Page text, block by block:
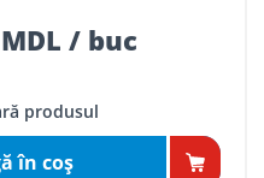
/ buc
produsul
în coş